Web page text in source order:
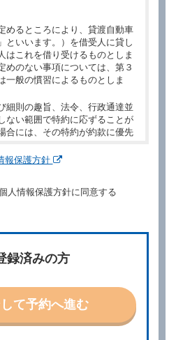
めるところにより、貸渡自動車
といいます。）を借受人に貸し
はこれを借り受けるものとしま
めのない事項については、第３
一般の慣習によるものとしま
細則の趣旨、法令、行政通達並
ない範囲で特約に応ずることが
合には、その特約が約款に優先
）
ドシート等付属品の要否、その
借受条件」といいます。）を明
電子メールによる予約に応じま
に相違があった場合でも当社は
します。
約の申込みがあったときは、原
報保護方針
人情報保護方針に同意する
録済みの方
て予約へ進む